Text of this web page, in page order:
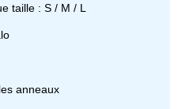
taille : S / M / L
anneaux